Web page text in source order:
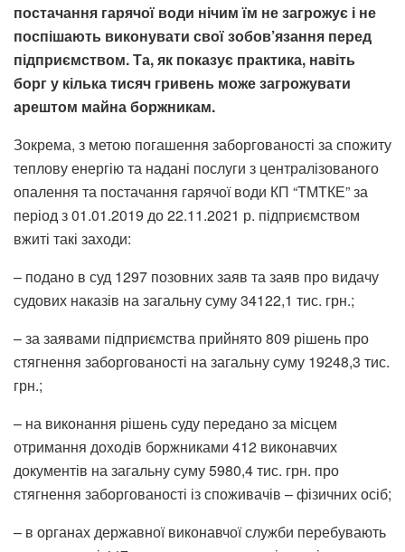
постачання гарячої води нічим їм не загрожує і не
поспішають виконувати свої зобов’язання перед
підприємством. Та, як показує практика, навіть
борг у кілька тисяч гривень може загрожувати
арештом майна боржникам.
Зокрема, з метою погашення заборгованості за спожиту
теплову енергію та надані послуги з централізованого
опалення та постачання гарячої води КП “ТМТКЕ” за
період з 01.01.2019 до 22.11.2021 р. підприємством
вжиті такі заходи:
– подано в суд 1297 позовних заяв та заяв про видачу
судових наказів на загальну суму 34122,1 тис. грн.;
– за заявами підприємства прийнято 809 рішень про
стягнення заборгованості на загальну суму 19248,3 тис.
грн.;
– на виконання рішень суду передано за місцем
отримання доходів боржниками 412 виконавчих
документів на загальну суму 5980,4 тис. грн. про
стягнення заборгованості із споживачів – фізичних осіб;
– в органах державної виконавчої служби перебувають